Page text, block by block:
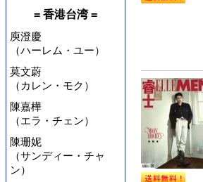
= 香港台湾 =
庾澄慶
（ハーレム・ユー）
莫文蔚
（カレン・モク）
陳嘉樺
（エラ・チェン）
陳珊妮
（サンディー・チャ
ン）